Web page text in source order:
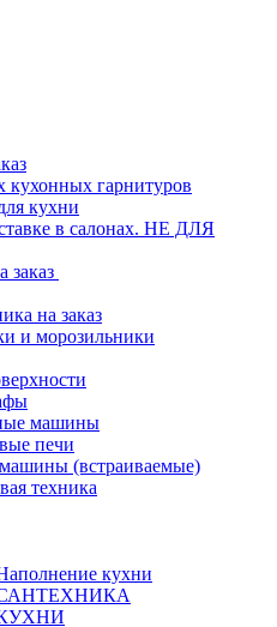
гарнитуров
кухни
в салонах. НЕ ДЛЯ
заказ
на заказ
и морозильники
машины
печи
(встраиваемые)
техника
кухни
САНТЕХНИКА
КУХНИ